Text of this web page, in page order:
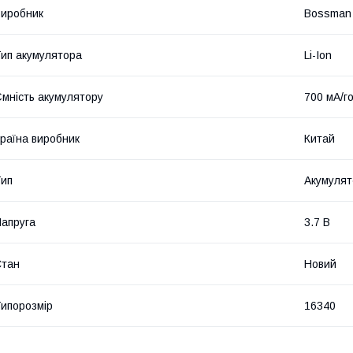
Bossman
акумулятора Li-Ion
акумулятору 700 мА/
виробник Китай
3.7 В
Новий
16340